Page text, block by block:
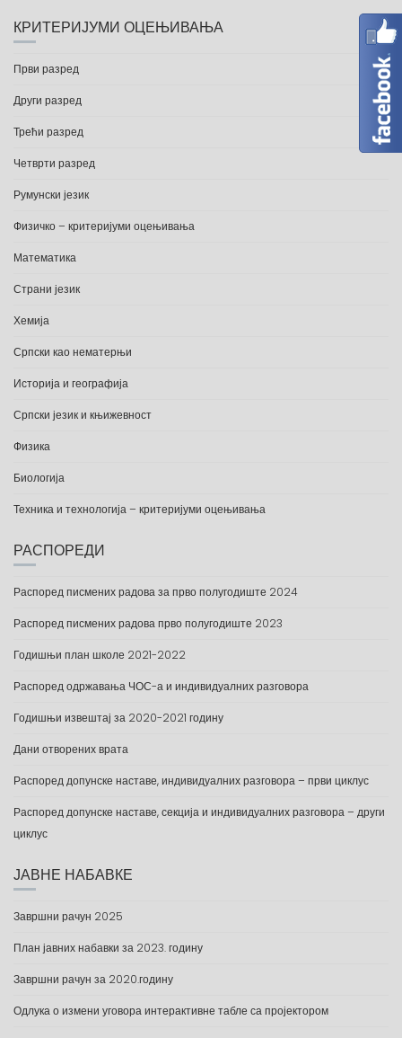
КРИТЕРИЈУМИ ОЦЕЊИВАЊА
Први разред
Други разред
Трећи разред
Четврти разред
Румунски језик
Физичко – критеријуми оцењивања
Математика
Страни језик
Хемија
Српски као нематерњи
Историја и географија
Српски језик и књижевност
Физика
Биологија
Техника и технологија – критеријуми оцењивања
РАСПОРЕДИ
Распоред писмених радова за прво полугодиште 2024
Распоред писмених радова прво полугодиште 2023
Годишњи план школе 2021-2022
Распоред одржавања ЧОС-а и индивидуалних разговора
Годишњи извештај за 2020-2021 годину
Дани отворених врата
Распоред допунске наставе, индивидуалних разговора – први циклус
Распоред допунске наставе, секција и индивидуалних разговора – други
циклус
ЈАВНЕ НАБАВКЕ
Завршни рачун 2025
План јавних набавки за 2023. годину
Завршни рачун за 2020.годину
Одлука о измени уговора интерактивне табле са пројектором